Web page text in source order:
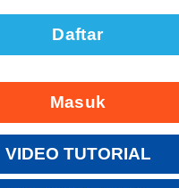
Daftar
Masuk
VIDEO TUTORIAL